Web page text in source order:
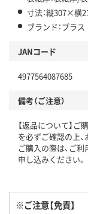
寸法：縦307×横
ブランド：プラス
JANコード
4977564087685
備考（ご注意）
【返品について】ご
を必ずご確認の上、
ご購入の際は、ご利
申し込みください。
※ご注意【免責】